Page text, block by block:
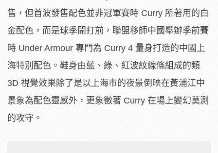
售，但首波發售配色並非冠軍賽時 Curry 所著用的白
金配色，而是球季開打前，聯盟移師中國舉辦季前賽
時 Under Armour 專門為 Curry 4 量身打造的中國上
海特別配色。鞋身由藍、綠、紅波紋線條組成的類
3D 視覺效果除了是以上海市的夜景倒映在黃浦江中
景象為配色靈感外，更象徵著 Curry 在場上變幻莫測
的攻守。